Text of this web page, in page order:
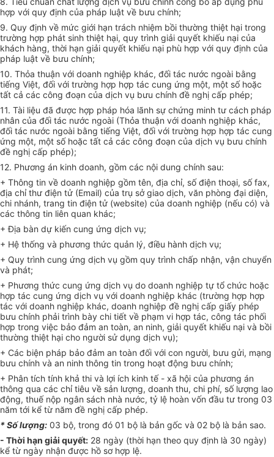
hợp với quy định của pháp luật về bưu chính;
9. Quy định về mức giới hạn trách nhiệm bồi thường thiệt hại trong
trường hợp phát sinh thiệt hại, quy trình giải quyết khiếu nại của
khách hàng, thời hạn giải quyết khiếu nại phù hợp với quy định của
pháp luật về bưu chính;
10. Thỏa thuận với doanh nghiệp khác, đối tác nước ngoài bằng
tiếng Việt, đối với trường hợp hợp tác cung ứng một, một số hoặc
tất cả các công đoạn của dịch vụ bưu chính đề nghị cấp phép;
11. Tài liệu đã được hợp pháp hóa lãnh sự chứng minh tư cách pháp
nhân của đối tác nước ngoài (Thỏa thuận với doanh nghiệp khác,
đối tác nước ngoài bằng tiếng Việt, đối với trường hợp hợp tác cung
ứng một, một số hoặc tất cả các công đoạn của dịch vụ bưu chính
đề nghị cấp phép);
12. Phương án kinh doanh, gồm các nội dung chính sau:
+ Thông tin về doanh nghiệp gồm tên, địa chỉ, số điện thoại, số fax,
địa chỉ thư điện tử (Email) của trụ sở giao dịch, văn phòng đại diện,
chi nhánh, trang tin điện tử (website) của doanh nghiệp (nếu có) và
các thông tin liên quan khác;
+ Địa bàn dự kiến cung ứng dịch vụ;
+ Hệ thống và phương thức quản lý, điều hành dịch vụ;
+ Quy trình cung ứng dịch vụ gồm quy trình chấp nhận, vận chuyển
và phát;
+ Phương thức cung ứng dịch vụ do doanh nghiệp tự tổ chức hoặc
hợp tác cung ứng dịch vụ với doanh nghiệp khác (trường hợp hợp
tác với doanh nghiệp khác, doanh nghiệp đề nghị cấp giấy phép
bưu chính phải trình bày chi tiết về phạm vi hợp tác, công tác phối
hợp trong việc bảo đảm an toàn, an ninh, giải quyết khiếu nại và bồi
thường thiệt hại cho người sử dụng dịch vụ);
+ Các biện pháp bảo đảm an toàn đối với con người, bưu gửi, mạng
bưu chính và an ninh thông tin trong hoạt động bưu chính;
+ Phân tích tính khả thi và lợi ích kinh tế - xã hội của phương án
thông qua các chỉ tiêu về sản lượng, doanh thu, chi phí, số lượng lao
động, thuế nộp ngân sách nhà nước, tỷ lệ hoàn vốn đầu tư trong 03
năm tới kể từ năm đề nghị cấp phép.
* Số lượng: 03 bộ, trong đó 01 bộ là bản gốc và 02 bộ là bản sao.
- Thời hạn giải quyết: 28 ngày (thời hạn theo quy định là 30 ngày)
kể từ ngày nhận được hồ sơ hợp lệ.